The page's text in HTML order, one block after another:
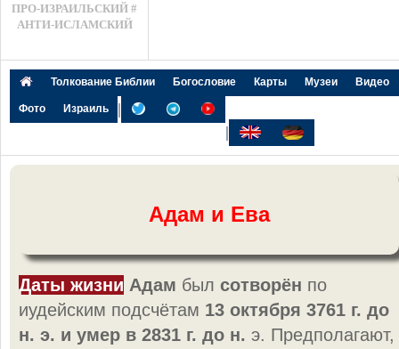
ПРО-ИЗРАИЛЬСКИЙ #
АНТИ-ИСЛАМСКИЙ
Толкование Библии Богословие Карты Музеи Видео
Фото Израиль
|
|
Адам и Ева
Даты жизни Адам был сотворён по
иудейским подсчётам 13 октября 3761 г. до
н. э. и умер в 2831 г. до н. э. Предполагают,